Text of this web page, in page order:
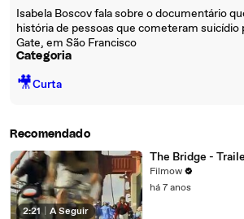
Isabela Boscov fala sobre o documentário
história de pessoas que cometeram suicídio
Gate, em São Francisco
Categoria
🎥Curta
Recomendado
2:21 A Seguir
The Bridge -
Filmow
há 7 anos